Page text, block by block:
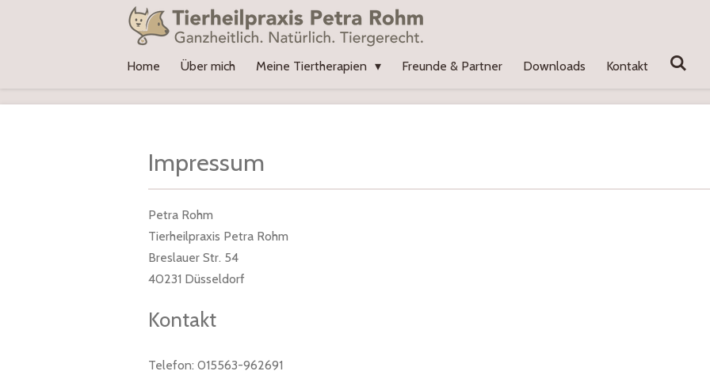
Home Über mich Meine Tiertherapien Freunde & Partner Downloads Kontakt
Impressum
Petra Rohm
Tierheilpraxis Petra Rohm
Breslauer Str. 54
40231 Düsseldorf
Kontakt
Telefon: 015563-962691